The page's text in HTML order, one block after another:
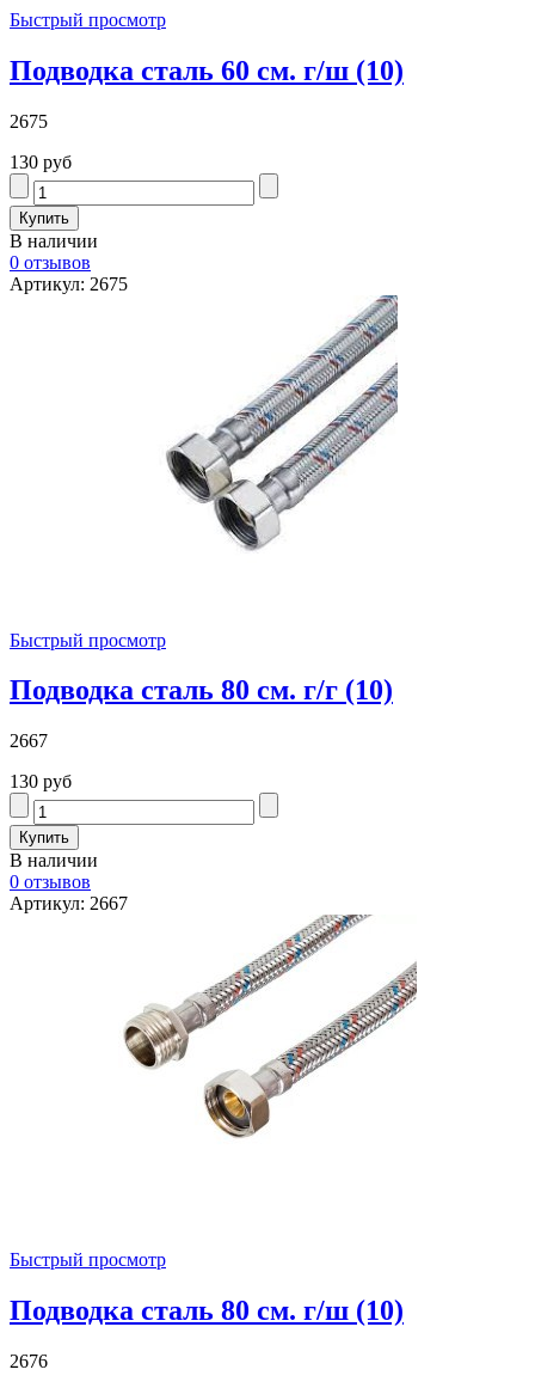
Быстрый просмотр
Подводка сталь 60 см. г/ш (10)
2675
130 руб
В наличии
0 отзывов
Артикул: 2675
Быстрый просмотр
Подводка сталь 80 см. г/г (10)
2667
130 руб
В наличии
0 отзывов
Артикул: 2667
Быстрый просмотр
Подводка сталь 80 см. г/ш (10)
2676